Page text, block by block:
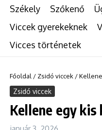
Székely
Szőkenő
Viccek gyerekeknek
Vicces történetek
Főoldal / Zsidó viccek /
Zsidó viccek
Kellene egy kis